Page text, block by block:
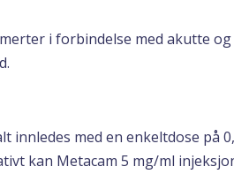
i forbindelse med akutte
innledes med en enkeltdose på
kan Metacam 5 mg/ml